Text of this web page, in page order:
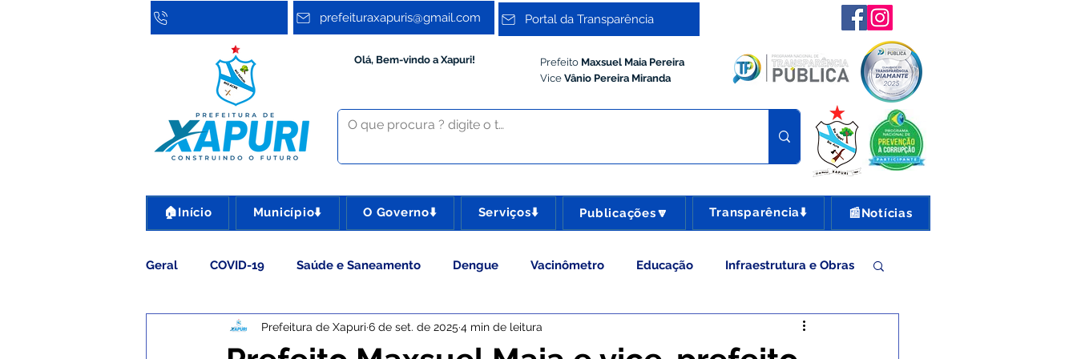
prefeituraxapuris@gmail.com Portal da Transparência
Olá, Bem-vindo a Xapuri! Prefeito Maxsuel Maia Pereira
Vice Vânio Pereira Miranda
🏠Início Município⬇️ O Governo⬇️ Serviços⬇️ Publicações🔽 Transparência⬇️ 📰Notícias
Geral COVID-19 Saúde e Saneamento Dengue Vacinômetro Educação Infraestrutura e Obras
Assistência Social Cultura Esporte e Lazer Administração e Gestão
Prefeitura de Xapuri 6 de set. de 2025 4 min de leitura